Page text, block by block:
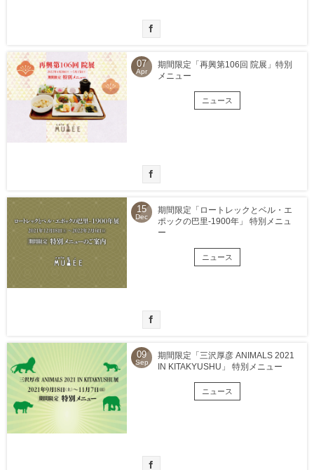
07
Apr
期間限定「再興第106回 院展」特別
メニュー
ニュース
15
Dec
期間限定「ロートレックとベル・エ
ポックの巴里-1900年」 特別メニュ
ー
ニュース
09
Sep
期間限定「三沢厚彦 ANIMALS 2021
IN KITAKYUSHU」 特別メニュー
ニュース